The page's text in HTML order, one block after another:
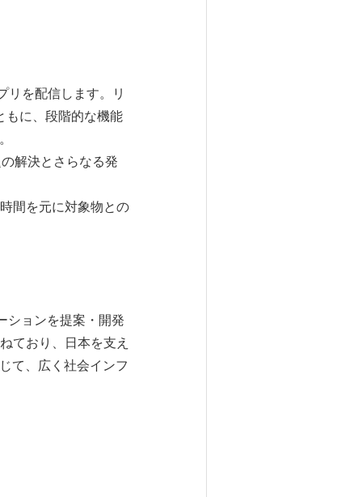
を配信します。リ
もに、段階的な機能
解決とさらなる発
間を元に対象物との
ションを提案・開発
ており、日本を支え
て、広く社会インフ